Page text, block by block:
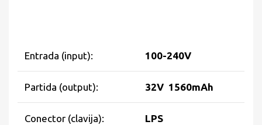
Entrada (input): 100-240V
Partida (output): 32V 1560mAh
Conector (clavija): LPS